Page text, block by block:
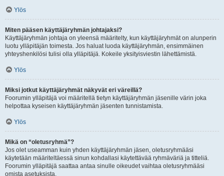
Ylös
Miten pääsen käyttäjäryhmän johtajaksi?
Käyttäjäryhmän johtaja on yleensä määritelty, kun käyttäjäryhmät on alunperin
luotu ylläpitäjän toimesta. Jos haluat luoda käyttäjäryhmän, ensimmäinen
yhteyshenkilösi tulisi olla ylläpitäjä. Kokeile yksityisviestin lähettämistä.
Ylös
Miksi jotkut käyttäjäryhmät näkyvät eri väreillä?
Foorumin ylläpitäjä voi määritellä tietyn käyttäjäryhmän jäsenille värin joka
helpottaa kyseisen käyttäjäryhmän jäsenten tunnistamista.
Ylös
Mikä on “oletusryhmä”?
Jos olet useamman kuin yhden käyttäjäryhmän jäsen, oletusryhmääsi
käytetään määriteltäessä sinun kohdallasi käytettävää ryhmäväriä ja titteliä.
Foorumin ylläpitäjä saattaa antaa sinulle oikeudet vaihtaa oletusryhmääsi
omista asetuksista.